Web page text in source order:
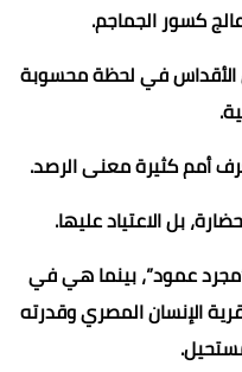
كسور الجماجم.
في لحظة محسوبة
أمم كثيرة معنى الرصد.
بل الاعتياد عليها.
عمود”، بينما هي في
الإنسان المصري وقدرته